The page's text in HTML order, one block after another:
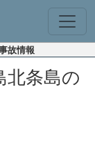
故情報
北条島の